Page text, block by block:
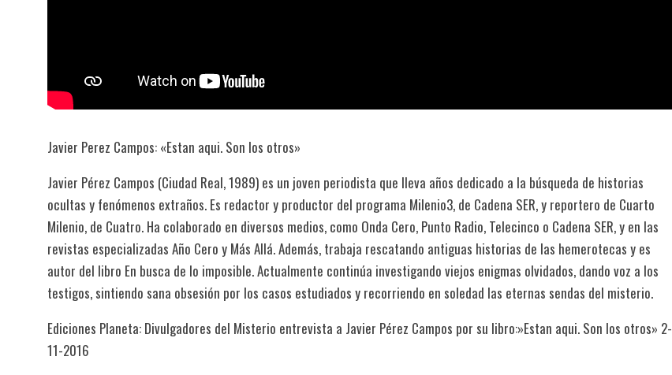
Javier Perez Campos: «Estan aqui. Son los otros»
Javier Pérez Campos (Ciudad Real, 1989) es un joven periodista que lleva años dedicado a la búsqueda de historias
ocultas y fenómenos extraños. Es redactor y productor del programa Milenio3, de Cadena SER, y reportero de Cuarto
Milenio, de Cuatro. Ha colaborado en diversos medios, como Onda Cero, Punto Radio, Telecinco o Cadena SER, y en las
revistas especializadas Año Cero y Más Allá. Además, trabaja rescatando antiguas historias de las hemerotecas y es
autor del libro En busca de lo imposible. Actualmente continúa investigando viejos enigmas olvidados, dando voz a los
testigos, sintiendo sana obsesión por los casos estudiados y recorriendo en soledad las eternas sendas del misterio.
Ediciones Planeta: Divulgadores del Misterio entrevista a Javier Pérez Campos por su libro:»Estan aqui. Son los otros» 2-
11-2016